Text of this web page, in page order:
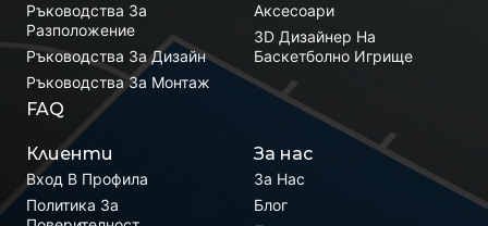
Аксесоари
3D Дизайнер На
Баскетболно Игрище
Ръководства За
Разположение
Ръководства За Дизайн
Ръководства За Монтаж
FAQ
Клиенти
Вход В Профила
Политика За
За нас
За Нас
Блог